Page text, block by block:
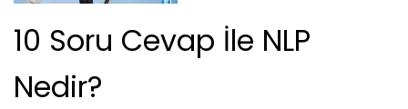
10 Soru Cevap İle NLP
Nedir?